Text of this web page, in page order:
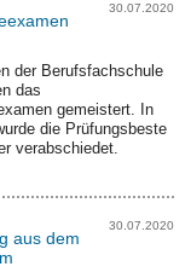
30.07.2020
der Berufsfachschule
das
gemeistert. In
die Prüfungsbeste
verabschiedet.
30.07.2020
aus dem